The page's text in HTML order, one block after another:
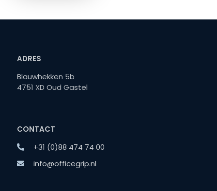
ADRES
Blauwhekken 5b
4751 XD Oud Gastel
CONTACT
+31 (0)88 474 74 00
info@officegrip.nl